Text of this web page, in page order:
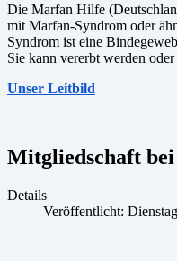
Die Marfan Hilfe
mit Marfan-Syndrom oder
Syndrom ist eine
Sie kann vererbt werden
Unser Leitbild
Mitgliedschaft
Details
Veröffentlicht: